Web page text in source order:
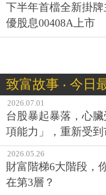
下半年首檔全新掛
優股息00408A上市
致富故事 ‧ 今日
2026.07.01
台股暴起暴落，心
項能力」，重新受到
2026.05.26
財富階梯6大階段，
在第3層？